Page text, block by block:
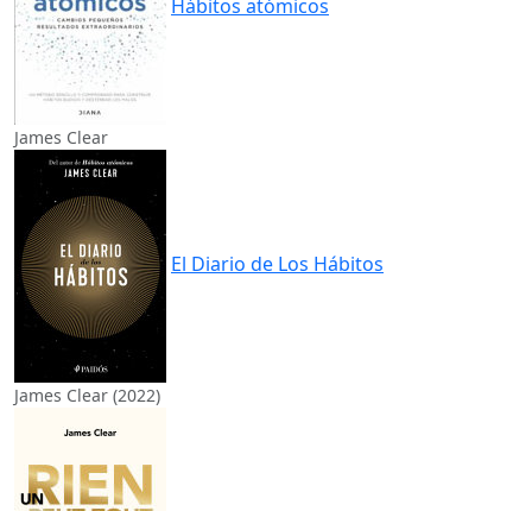
Hábitos atómicos
James Clear
El Diario de Los Hábitos
James Clear (2022)